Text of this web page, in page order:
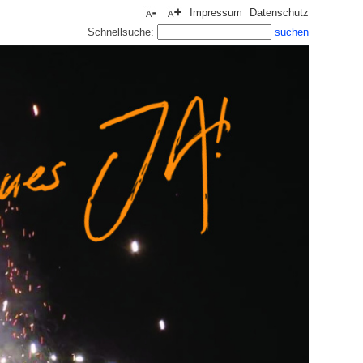
Impressum
Datenschutz
Schnellsuche: